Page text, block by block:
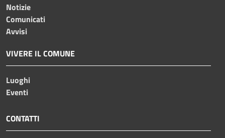
Notizie
Comunicati
Avvisi
VIVERE IL COMUNE
Luoghi
Eventi
CONTATTI